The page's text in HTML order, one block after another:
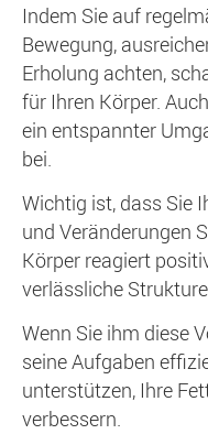
Indem Sie auf
Bewegung,
Erholung achten,
für Ihren Körper.
ein entspannter
bei.
Wichtig ist, dass Sie
und Veränderungen
Körper reagiert
verlässliche
Wenn Sie ihm diese
seine Aufgaben
unterstützen, Ihre
verbessern.